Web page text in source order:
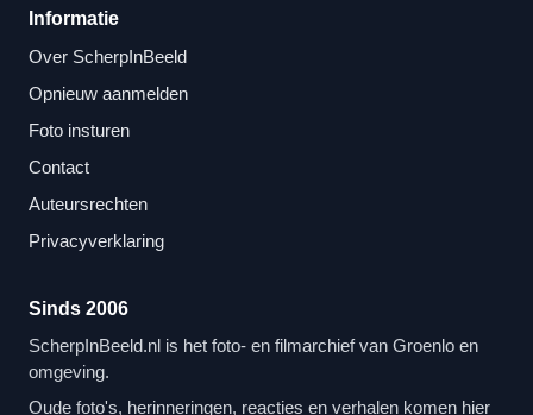
Informatie
Over ScherpInBeeld
Opnieuw aanmelden
Foto insturen
Contact
Auteursrechten
Privacyverklaring
Sinds 2006
ScherpInBeeld.nl is het foto- en filmarchief van Groenlo en
omgeving.
Oude foto's, herinneringen, reacties en verhalen komen hier